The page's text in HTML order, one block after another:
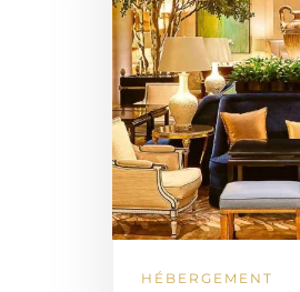
HÉBERGEMENT